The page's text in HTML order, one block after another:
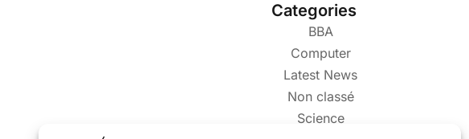
Categories
BBA
Computer
Latest News
Non classé
Science